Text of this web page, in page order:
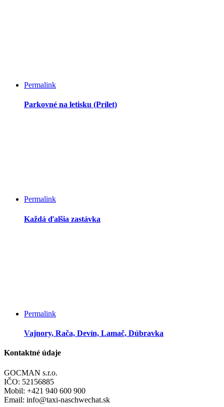
Permalink
Parkovné na letisku (Prílet)
Permalink
Každá ďalšia zastávka
Permalink
Vajnory, Rača, Devín, Lamač, Dúbravka
Kontaktné údaje
GOCMAN s.r.o.
IČO: 52156885
Mobil: +421 940 600 900
Email: info@taxi-naschwechat.sk